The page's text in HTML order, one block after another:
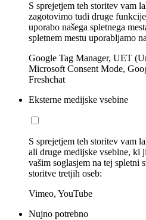
S sprejetjem teh storitev vam
zagotovimo tudi druge
uporabo našega spletnega
spletnem mestu uporabljamo
Google Tag Manager, UET
Microsoft Consent Mode,
Freshchat
Eksterne medijske vsebine
S sprejetjem teh storitev vam
ali druge medijske vsebine,
vašim soglasjem na tej spletni
storitve tretjih oseb:
Vimeo, YouTube
Nujno potrebno